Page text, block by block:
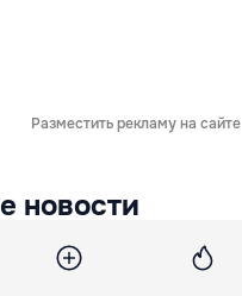
Разместить рекламу на сайте
новости